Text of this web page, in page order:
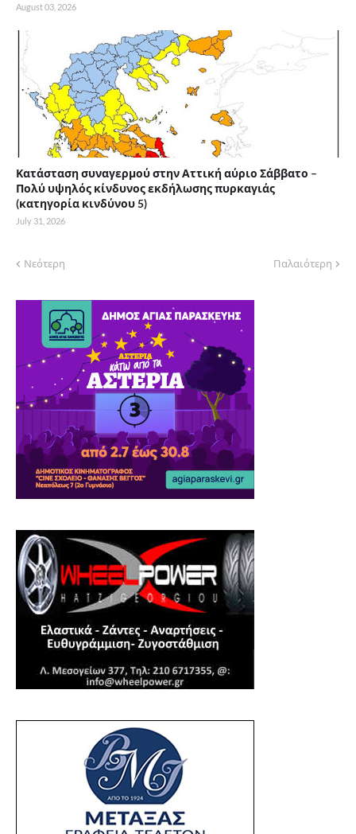
August 03, 2026
Κατάσταση συναγερμού στην Αττική αύριο Σάββατο –
Πολύ υψηλός κίνδυνος εκδήλωσης πυρκαγιάς
(κατηγορία κινδύνου 5)
July 31, 2026
Νεότερη Παλαιότερη